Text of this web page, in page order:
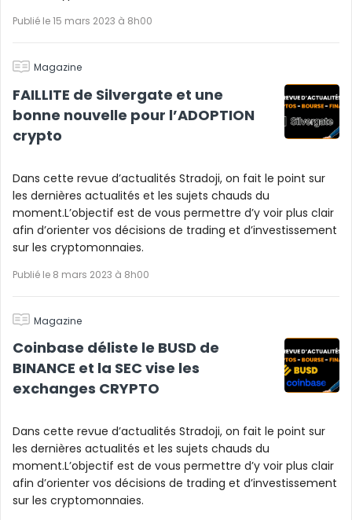
Publié le 15 mars 2023 à 8h00
Magazine
FAILLITE de Silvergate et une
bonne nouvelle pour l’ADOPTION
crypto
Dans cette revue d’actualités Stradoji, on fait le point sur
les dernières actualités et les sujets chauds du
moment.L’objectif est de vous permettre d’y voir plus clair
afin d’orienter vos décisions de trading et d’investissement
sur les cryptomonnaies.
Publié le 8 mars 2023 à 8h00
Magazine
Coinbase déliste le BUSD de
BINANCE et la SEC vise les
exchanges CRYPTO
Dans cette revue d’actualités Stradoji, on fait le point sur
les dernières actualités et les sujets chauds du
moment.L’objectif est de vous permettre d’y voir plus clair
afin d’orienter vos décisions de trading et d’investissement
sur les cryptomonnaies.